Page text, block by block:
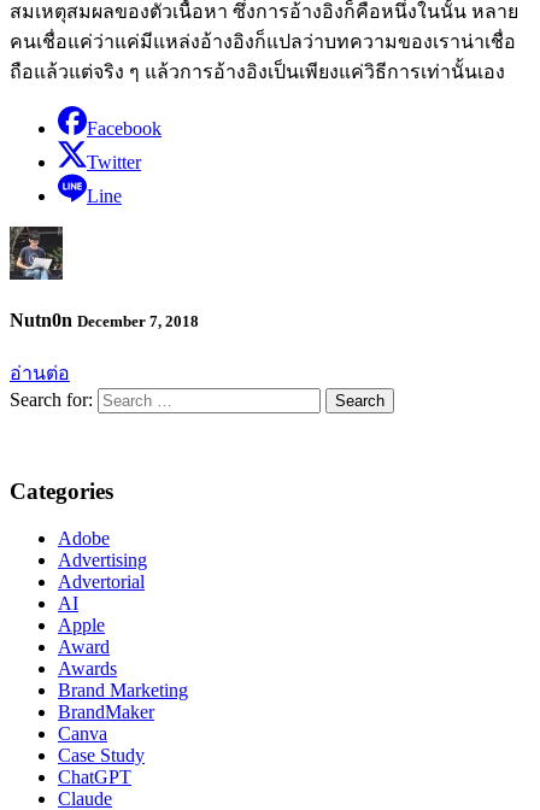
สมเหตุสมผลของตัวเนื้อหา ซึ่งการอ้างอิงก็คือหนึ่งในนั้น หลาย
คนเชื่อแค่ว่าแค่มีแหล่งอ้างอิงก็แปลว่าบทความของเราน่าเชื่อ
ถือแล้วแต่จริง ๆ แล้วการอ้างอิงเป็นเพียงแค่วิธีการเท่านั้นเอง
Facebook
Twitter
Line
Nutn0n December 7, 2018
อ่านต่อ
Search for:
Categories
Adobe
Advertising
Advertorial
AI
Apple
Award
Awards
Brand Marketing
BrandMaker
Canva
Case Study
ChatGPT
Claude